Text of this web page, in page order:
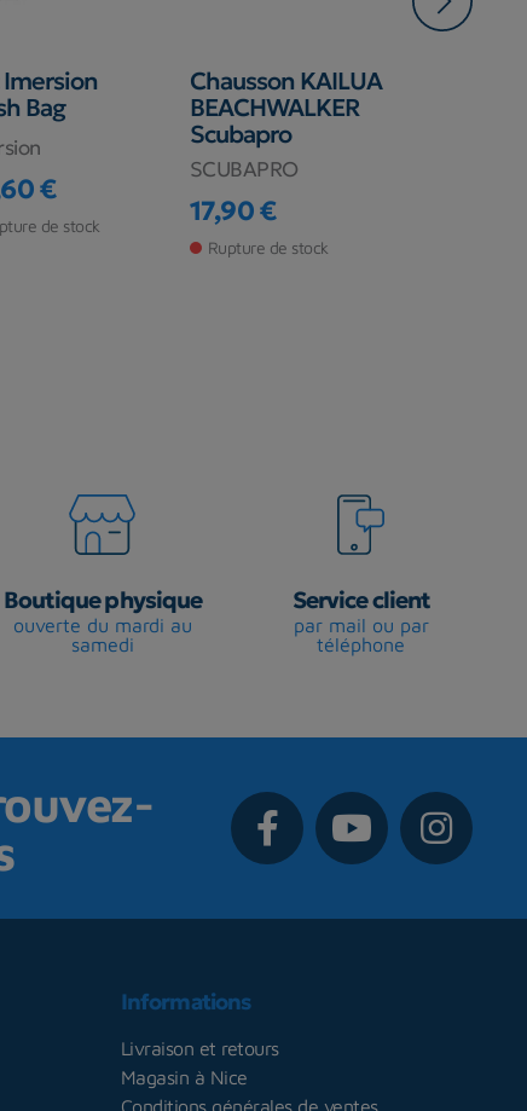
Imersion
Bag
€
de stock
Chausson KAILUA
BEACHWALKER
Scubapro
SCUBAPRO
Prix
17,90 €
Rupture de stock
-30,00 €
Boutique physique
ouverte du mardi au
samedi
Service client
par mail ou par
téléphone
Informations
Livraison et retours
Magasin à Nice
Conditions générales de ventes